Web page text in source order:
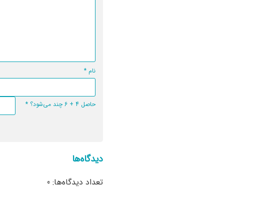
نام*
حاصل 4 + 6 چند می‌شود؟ *
دیدگاه‌ها
تعداد دیدگاه‌ها: 0